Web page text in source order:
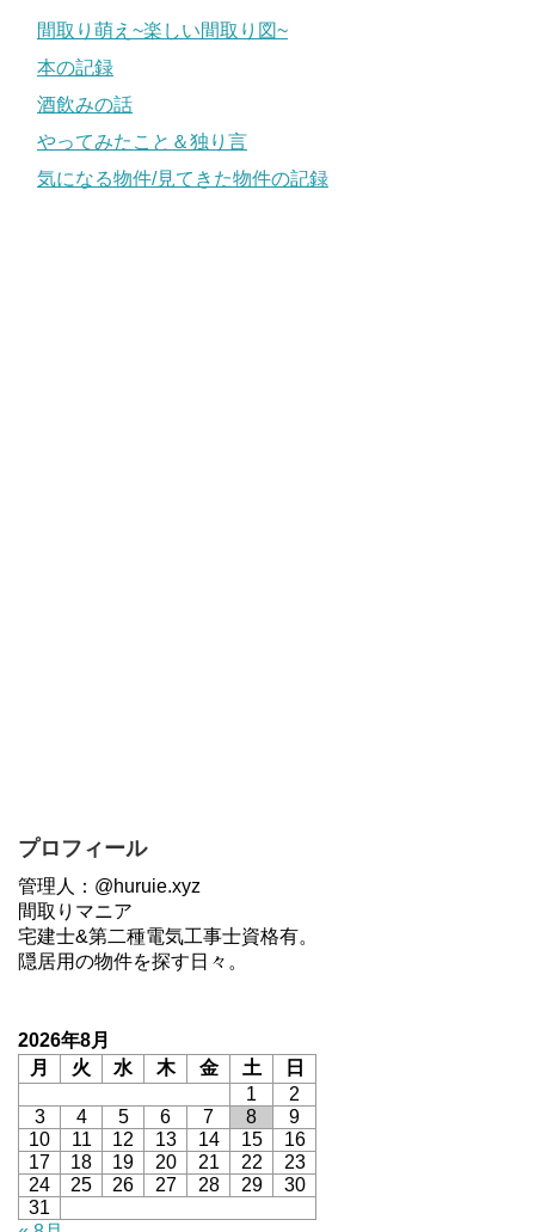
間取り萌え~楽しい間取り図~
本の記録
酒飲みの話
やってみたこと＆独り言
気になる物件/見てきた物件の記録
プロフィール
管理人：@huruie.xyz
間取りマニア
宅建士&第二種電気工事士資格有。
隠居用の物件を探す日々。
2026年8月
月
火 水 木 金 土
日
1
2
3
4 5 6 7 8
9
10
11 12 13 14 15
16
17
18 19 20 21 22
23
24
25 26 27 28 29
30
31